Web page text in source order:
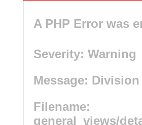
A PHP Error was
Severity: Warning
Message:
Filename:
general_views/